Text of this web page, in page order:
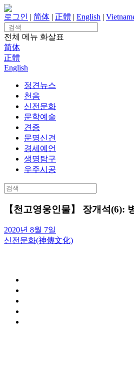
Skip
to
content
로그인 | 简体 | 正體 | English |
Search
for:
전체 메뉴 화살표
简体
正體
English
정견뉴스
천음
신전문화
문학예술
견증
문명신견
경세예언
생명탐구
우주시공
Search
for:
【천고영웅인물】 장개석(6):
2020년 8월 7일
신전문화(神傳文化)